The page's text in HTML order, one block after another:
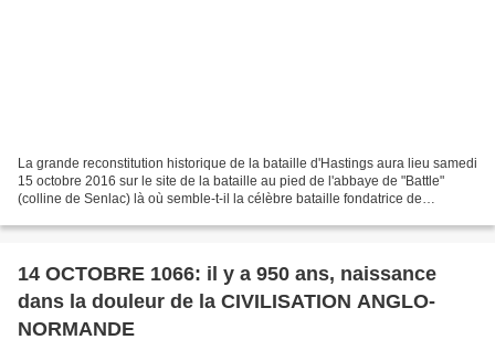
La grande reconstitution historique de la bataille d'Hastings aura lieu samedi
15 octobre 2016 sur le site de la bataille au pied de l'abbaye de "Battle"
(colline de Senlac) là où semble-t-il la célèbre bataille fondatrice de
14 OCTOBRE 1066: il y a 950 ans, naissance
dans la douleur de la CIVILISATION ANGLO-
NORMANDE